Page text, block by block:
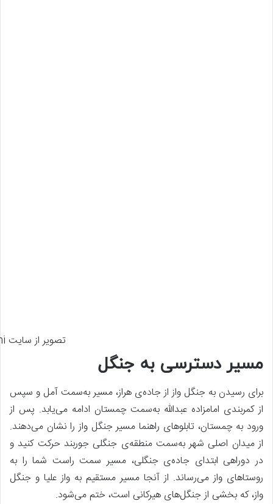
تصویر از سایت golvani
مسیر دسترسی به جنگل
برای رسیدن به جنگل واز از جاده‌ی هراز، مسیر به‌سمت آمل و سپس
از کمربندی امامزاده عبدالله به‌سمت چمستان ادامه می‌یابد. پس از
ورود به چمستان، تابلوهای راهنما مسیر جنگل واز را نشان می‌دهند.
از میدان اصلی شهر به‌سمت منطقه‌ی جنگلی جوربند حرکت کنید و
در دوراهی ابتدای جاده‌ی جنگلی، مسیر سمت راست شما را به
روستاهای واز می‌رساند. از آنجا مسیر مستقیم به واز علیا و جنگل
واز، که بخشی از جنگل‌های هیرکانی است، ختم می‌شود.